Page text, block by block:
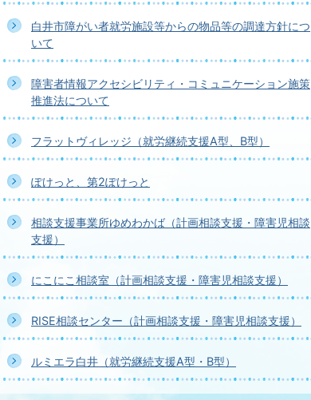
白井市障がい者就労施設等からの物品等の調達方針につ
いて
障害者情報アクセシビリティ・コミュニケーション施策
推進法について
フラットヴィレッジ（就労継続支援A型、B型）
ぽけっと、第2ぽけっと
相談支援事業所ゆめわかば（計画相談支援・障害児相談
支援）
にこにこ相談室（計画相談支援・障害児相談支援）
RISE相談センター（計画相談支援・障害児相談支援）
ルミエラ白井（就労継続支援A型・B型）